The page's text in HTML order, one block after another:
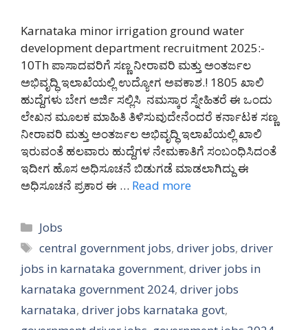
Karnataka minor irrigation ground water
development department recruitment 2025:-
10Th ಪಾಸಾದವರಿಗೆ ಸಣ್ಣ ನೀರಾವರಿ ಮತ್ತು ಅಂತರ್ಜಲ
ಅಭಿವೃದ್ಧಿ ಇಲಾಖೆಯಲ್ಲಿ ಉದ್ಯೋಗ ಅವಕಾಶ.! 1805 ಖಾಲಿ
ಹುದ್ದೆಗಳು ಬೇಗ ಅರ್ಜಿ ಸಲ್ಲಿಸಿ ನಮಸ್ಕಾರ ಸ್ನೇಹಿತರೆ ಈ ಒಂದು
ಲೇಖನ ಮೂಲಕ ಮಾಹಿತಿ ತಿಳಿಸುವುದೇನೆಂದರೆ ಕರ್ನಾಟಕ ಸಣ್ಣ
ನೀರಾವರಿ ಮತ್ತು ಅಂತರ್ಜಲ ಅಭಿವೃದ್ಧಿ ಇಲಾಖೆಯಲ್ಲಿ ಖಾಲಿ
ಇರುವಂತೆ ಹಲವಾರು ಹುದ್ದೆಗಳ ನೇಮಕಾತಿಗೆ ಸಂಬಂಧಿಸಿದಂತೆ
ಇದೀಗ ಹೊಸ ಅಧಿಸೂಚನೆ ಬಿಡುಗಡೆ ಮಾಡಲಾಗಿದ್ದು ಈ
ಅಧಿಸೂಚನೆ ಪ್ರಕಾರ ಈ … Read more
Categories
Jobs
Tags
central government jobs,driver jobs,driver
jobs in karnataka government, driver jobs in
karnataka government 2024, driver jobs
karnataka, driver jobs karnataka govt,